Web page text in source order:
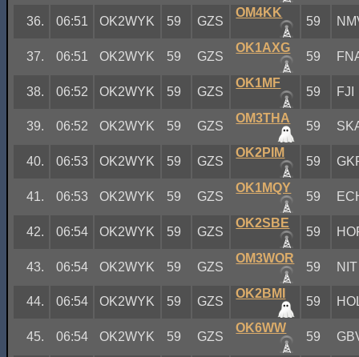
36. 06:51 OK2WYK 59 GZS
OM4KK
59
37. 06:51 OK2WYK 59 GZS
OK1AXG
59
38. 06:52 OK2WYK 59 GZS
OK1MF
59 FJI
39. 06:52 OK2WYK 59 GZS
OM3THA
59
40. 06:53 OK2WYK 59 GZS
OK2PIM
59
41. 06:53 OK2WYK 59 GZS
OK1MQY
59
42. 06:54 OK2WYK 59 GZS
OK2SBE
59
43. 06:54 OK2WYK 59 GZS
OM3WOR
59 NIT
44. 06:54 OK2WYK 59 GZS
OK2BMI
59
45. 06:54 OK2WYK 59 GZS
OK6WW
59